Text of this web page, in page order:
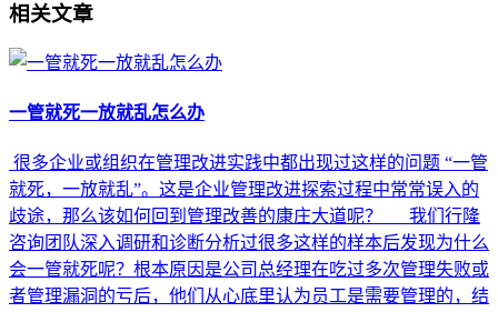
相关文章
一管就死一放就乱怎么办
很多企业或组织在管理改进实践中都出现过这样的问题 “一管
就死，一放就乱”。这是企业管理改进探索过程中常常误入的
歧途，那么该如何回到管理改善的康庄大道呢？ 我们行隆
咨询团队深入调研和诊断分析过很多这样的样本后发现为什么
会一管就死呢？根本原因是公司总经理在吃过多次管理失败或
者管理漏洞的亏后，他们从心底里认为员工是需要管理的，结